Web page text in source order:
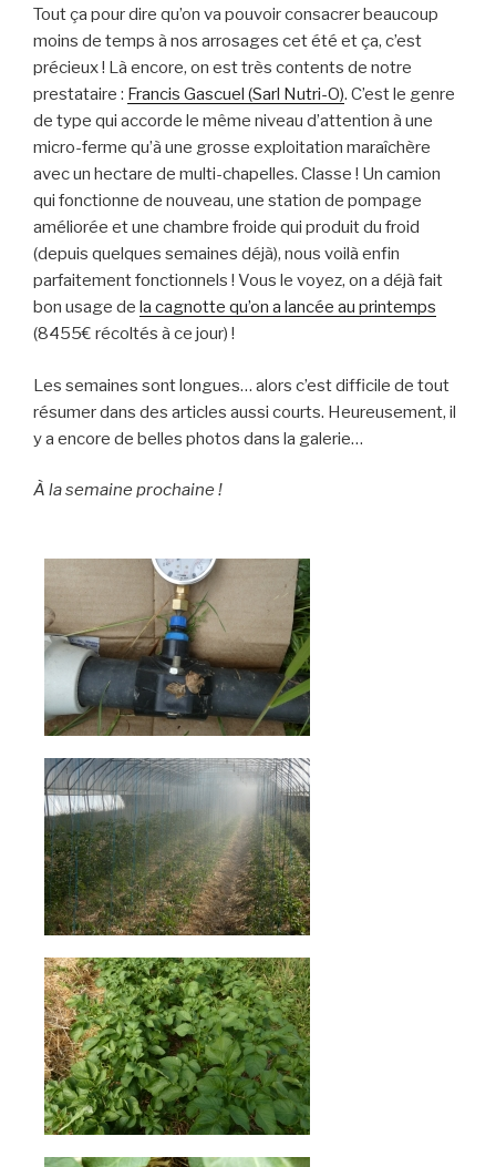
Tout ça pour dire qu’on va pouvoir consacrer beaucoup
moins de temps à nos arrosages cet été et ça, c’est
précieux ! Là encore, on est très contents de notre
prestataire : Francis Gascuel (Sarl Nutri-O). C’est le genre
de type qui accorde le même niveau d’attention à une
micro-ferme qu’à une grosse exploitation maraîchère
avec un hectare de multi-chapelles. Classe ! Un camion
qui fonctionne de nouveau, une station de pompage
améliorée et une chambre froide qui produit du froid
(depuis quelques semaines déjà), nous voilà enfin
parfaitement fonctionnels ! Vous le voyez, on a déjà fait
bon usage de la cagnotte qu’on a lancée au printemps
(8455€ récoltés à ce jour) !
Les semaines sont longues… alors c’est difficile de tout
résumer dans des articles aussi courts. Heureusement, il
y a encore de belles photos dans la galerie…
À la semaine prochaine !